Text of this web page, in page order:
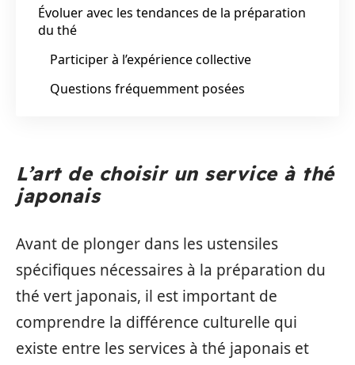
Évoluer avec les tendances de la préparation
du thé
Participer à l’expérience collective
Questions fréquemment posées
L’art de choisir un service à thé
japonais
Avant de plonger dans les ustensiles
spécifiques nécessaires à la préparation du
thé vert japonais, il est important de
comprendre la différence culturelle qui
existe entre les services à thé japonais et